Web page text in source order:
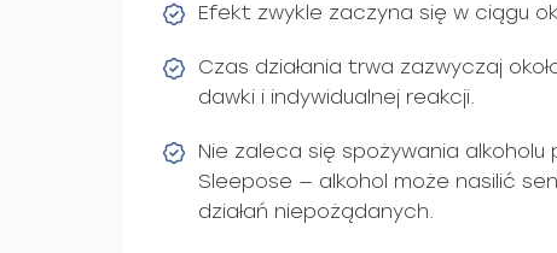
Efekt zwykle zaczyna się w ciągu
Czas działania trwa zazwyczaj
dawki i indywidualnej reakcji.
Nie zaleca się spożywania
Sleepose — alkohol może nasilić
działań niepożądanych.